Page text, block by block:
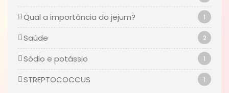
Qual a importância do jejum? 1
Saúde 2
Sódio e potássio 1
STREPTOCOCCUS 1